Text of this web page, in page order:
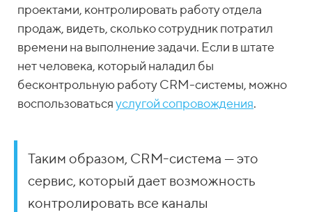
проектами, контролировать работу отдела
продаж, видеть, сколько сотрудник потратил
времени на выполнение задачи. Если в штате
нет человека, который наладил бы
бесконтрольную работу CRM-системы, можно
воспользоватьсяуслугой сопровождения.
Таким образом, CRM-система — это
сервис, который дает возможность
контролировать все каналы